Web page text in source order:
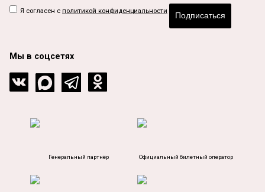
Я согласен с политикой конфиденциальности
Подписаться
Мы в соцсетях
Генеральный партнёр Официальный билетный оператор